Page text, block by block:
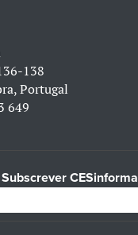
138
Portugal
649
Subscrever CESinforma